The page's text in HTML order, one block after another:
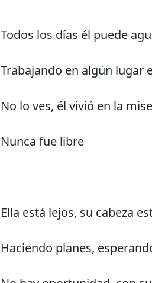
Todos los días él puede
Trabajando en algún lugar
No lo ves, él vivió en la
Nunca fue libre
Ella está lejos, su cabeza
Haciendo planes,